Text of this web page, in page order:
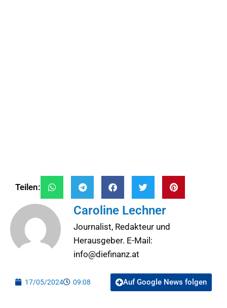
Teilen:
Caroline Lechner
Journalist, Redakteur und
Herausgeber. E-Mail:
info@diefinanz.at
17/05/2024 09:08 Auf Google News folgen